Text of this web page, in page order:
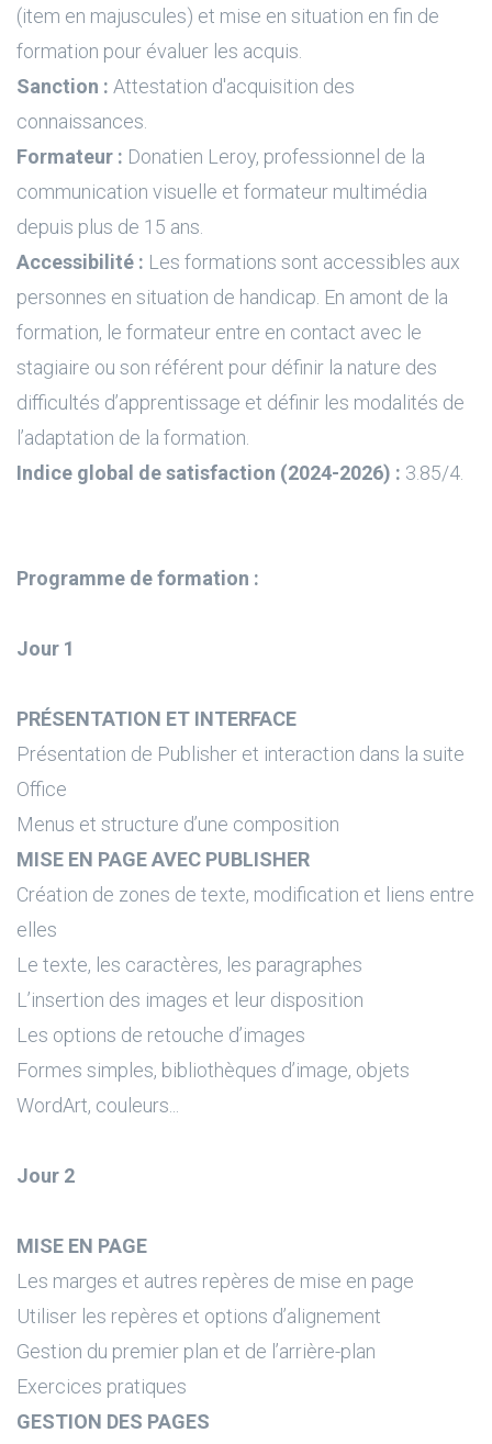
(item en majuscules) et mise en situation en fin de
formation pour évaluer les acquis.
Sanction : Attestation d'acquisition des
connaissances.
Formateur : Donatien Leroy, professionnel de la
communication visuelle et formateur multimédia
depuis plus de 15 ans.
Accessibilité : Les formations sont accessibles aux
personnes en situation de handicap. En amont de la
formation, le formateur entre en contact avec le
stagiaire ou son référent pour définir la nature des
difficultés d’apprentissage et définir les modalités de
l’adaptation de la formation.
Indice global de satisfaction (2024-2026) : 3.85/4.
Programme de formation :
Jour 1
PRÉSENTATION ET INTERFACE
Présentation de Publisher et interaction dans la suite
Office
Menus et structure d’une composition
MISE EN PAGE AVEC PUBLISHER
Création de zones de texte, modification et liens entre
elles
Le texte, les caractères, les paragraphes
L’insertion des images et leur disposition
Les options de retouche d’images
Formes simples, bibliothèques d’image, objets
WordArt, couleurs...
Jour 2
MISE EN PAGE
Les marges et autres repères de mise en page
Utiliser les repères et options d’alignement
Gestion du premier plan et de l’arrière-plan
Exercices pratiques
GESTION DES PAGES